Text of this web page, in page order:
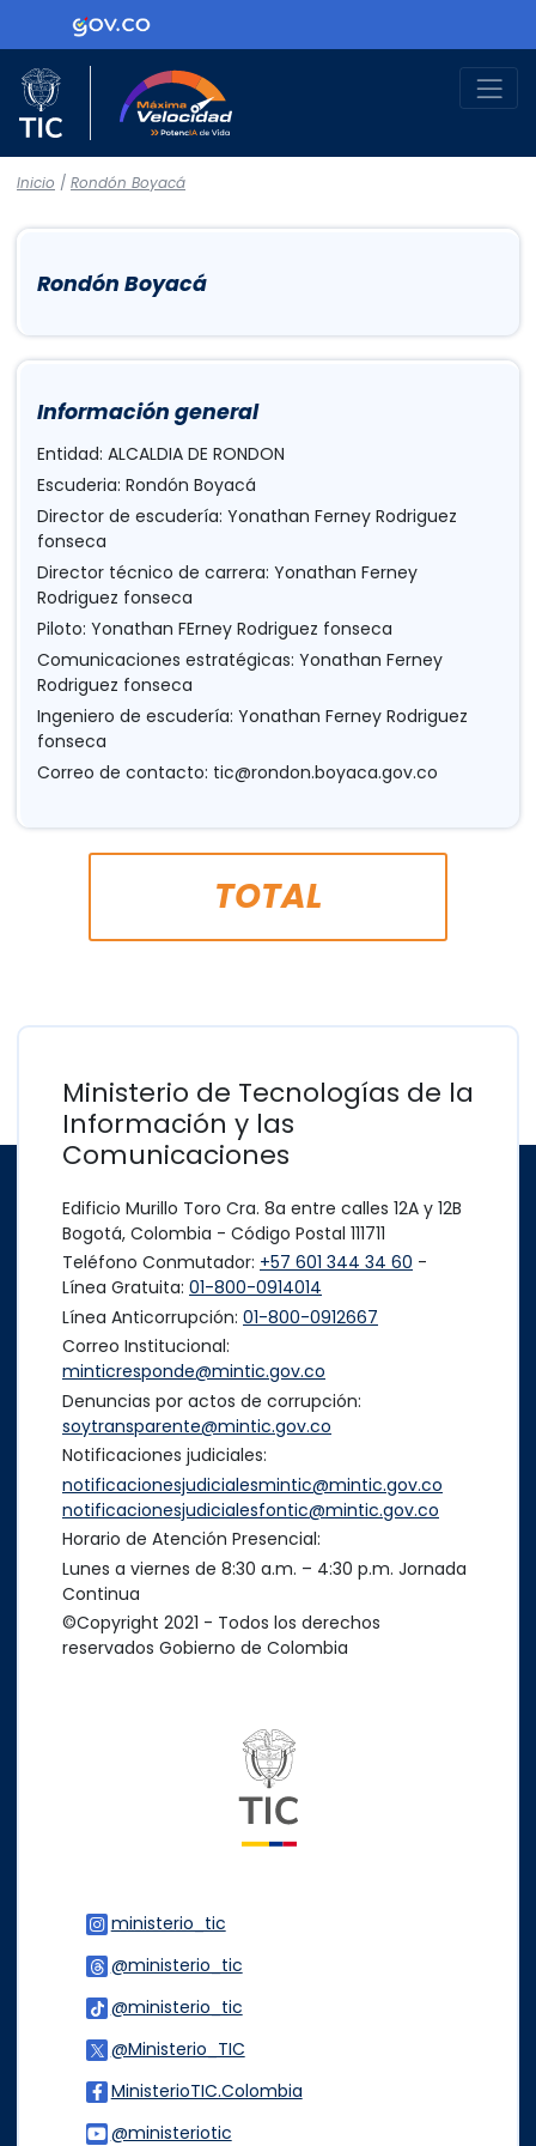
Logo Gobierno de Colombia
Logo del Ministerio TIC
Inicio / Rondón Boyacá
Rondón Boyacá
Información general
Entidad: ALCALDIA DE RONDON
Escuderia: Rondón Boyacá
Director de escudería: Yonathan Ferney Rodriguez
fonseca
Director técnico de carrera: Yonathan Ferney
Rodriguez fonseca
Piloto: Yonathan FErney Rodriguez fonseca
Comunicaciones estratégicas: Yonathan Ferney
Rodriguez fonseca
Ingeniero de escudería: Yonathan Ferney Rodriguez
fonseca
Correo de contacto: tic@rondon.boyaca.gov.co
TOTAL
Ministerio de Tecnologías de la
Información y las
Comunicaciones
Edificio Murillo Toro Cra. 8a entre calles 12A y 12B
Bogotá, Colombia - Código Postal 111711
Teléfono Conmutador: +57 601 344 34 60 -
Línea Gratuita: 01-800-0914014
Línea Anticorrupción: 01-800-0912667
Correo Institucional:
minticresponde@mintic.gov.co
Denuncias por actos de corrupción:
soytransparente@mintic.gov.co
Notificaciones judiciales:
notificacionesjudicialesmintic@mintic.gov.co
notificacionesjudicialesfontic@mintic.gov.co
Horario de Atención Presencial:
Lunes a viernes de 8:30 a.m. – 4:30 p.m. Jornada
Continua
©Copyright 2021 - Todos los derechos
reservados Gobierno de Colombia
ministerio_tic
@ministerio_tic
@ministerio_tic
@Ministerio_TIC
MinisterioTIC.Colombia
@ministeriotic